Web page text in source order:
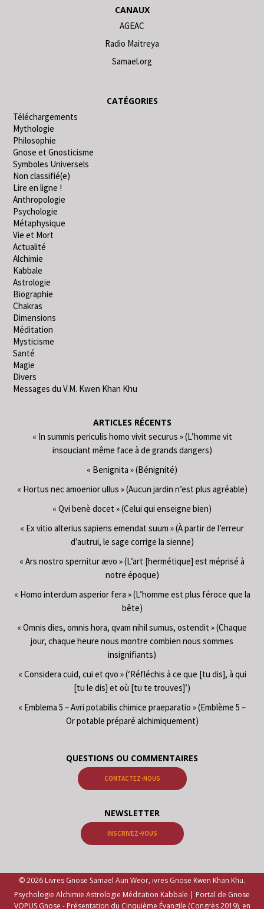
CANAUX
AGEAC
Radio Maitreya
Samael.org
CATÉGORIES
Téléchargements
Mythologie
Philosophie
Gnose et Gnosticisme
Symboles Universels
Non classifié(e)
Lire en ligne !
Anthropologie
Psychologie
Métaphysique
Vie et Mort
Actualité
Alchimie
Kabbale
Astrologie
Biographie
Chakras
Dimensions
Méditation
Mysticisme
Santé
Magie
Divers
Messages du V.M. Kwen Khan Khu
ARTICLES RÉCENTS
« In summis periculis homo vivit securus » (L’homme vit
insouciant même face à de grands dangers)
« Benignita » (Bénignité)
« Hortus nec amoenior ullus » (Aucun jardin n’est plus agréable)
« Qvi benè docet » (Celui qui enseigne bien)
« Ex vitio alterius sapiens emendat suum » (À partir de l’erreur
d’autrui, le sage corrige la sienne)
« Ars nostro spernitur ævo » (L’art [hermétique] est méprisé à
notre époque)
« Homo interdum asperior fera » (L’homme est plus féroce que la
bête)
« Omnis dies, omnis hora, qvam nihil sumus, ostendit » (Chaque
jour, chaque heure nous montre combien nous sommes
insignifiants)
« Considera cuid, cui et qvo » (‘Réfléchis à ce que [tu dis], à qui
[tu le dis] et où [tu te trouves]’)
« Emblema 5 – Avri potabilis chimice praeparatio » (Emblème 5 –
Or potable préparé alchimiquement)
QUESTIONS OU COMMENTAIRES
CONTACTEZ-NOUS
NEWSLETTER
INSCRIVEZ-VOUS
© 2026 Livres Gnose Samael Aun Weor, ivres Gnose Kwen Khan Khu.
Psychologie Alchimie Astrologie Méditation Kabbale | Portal de Gnose
VOPUS Gnose - Présentation du Cinquième Évangile (Congrès 2019), en